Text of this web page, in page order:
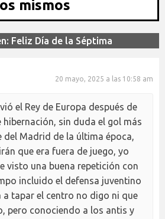
mismos
Feliz Día de la Séptima
20 mayo, 2025 a las 10:58 am
el Rey de Europa después de
hibernación, sin duda el gol más
del Madrid de la última época,
que era fuera de juego, yo
visto una buena repetición con
incluido el defensa juventino
a tapar el centro no digo ni que
pero conociendo a los antis y